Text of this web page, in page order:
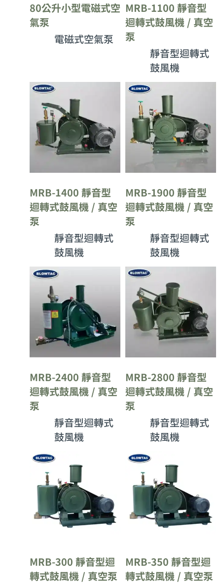
80公升小型電磁式空
氣泵
電磁式空氣泵
MRB-1100 靜音型
迴轉式鼓風機 / 真空
泵
靜音型迴轉式
鼓風機
MRB-1400 靜音型
迴轉式鼓風機 / 真空
泵
靜音型迴轉式
鼓風機
MRB-1900 靜音型
迴轉式鼓風機 / 真空
泵
靜音型迴轉式
鼓風機
MRB-2400 靜音型
迴轉式鼓風機 / 真空
泵
靜音型迴轉式
鼓風機
MRB-2800 靜音型
迴轉式鼓風機 / 真空
泵
靜音型迴轉式
鼓風機
MRB-300 靜音型迴
轉式鼓風機 / 真空泵
MRB-350 靜音型迴
轉式鼓風機 / 真空泵